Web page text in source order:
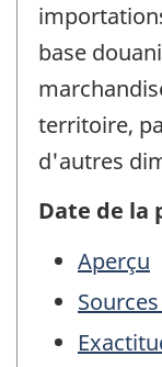
base
territoire,
d'autres
Date de la
Aperçu